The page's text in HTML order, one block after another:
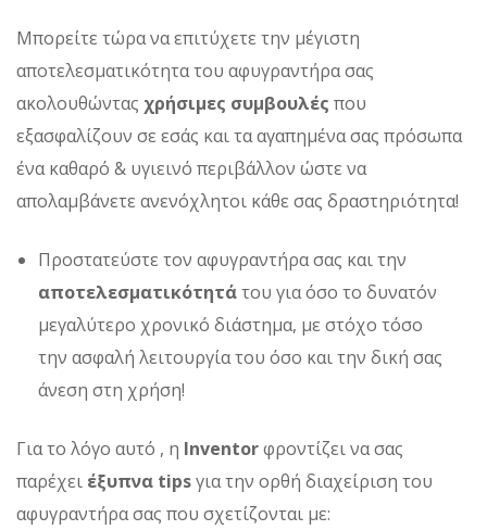
Μπορείτε τώρα να επιτύχετε την μέγιστη
απoτελεσματικότητα του αφυγραντήρα σας
ακολουθώντας χρήσιμες συμβουλές που
εξασφαλίζουν σε εσάς και τα αγαπημένα σας πρόσωπα
ένα καθαρό & υγιεινό περιβάλλον ώστε να
απολαμβάνετε ανενόχλητοι κάθε σας δραστηριότητα!
Προστατεύστε τον αφυγραντήρα σας και την
αποτελεσματικότητάτου για όσο το δυνατόν
μεγαλύτερο χρονικό διάστημα, με στόχο τόσο
την ασφαλή λειτουργία του όσο και την δική σας
άνεση στη χρήση!
Για το λόγο αυτό , η Inventorφροντίζει να σας
παρέχει έξυπνα tipsγια την ορθή διαχείριση του
αφυγραντήρα σας που σχετίζονται με: